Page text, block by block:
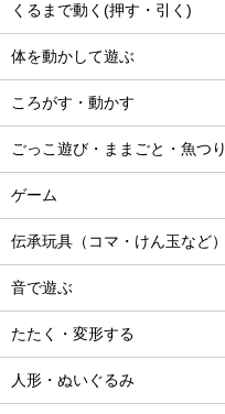
くるまで動く(押す・引く)
体を動かして遊ぶ
ころがす・動かす
ごっこ遊び・ままごと・魚つり
ゲーム
伝承玩具（コマ・けん玉など）
音で遊ぶ
たたく・変形する
人形・ぬいぐるみ